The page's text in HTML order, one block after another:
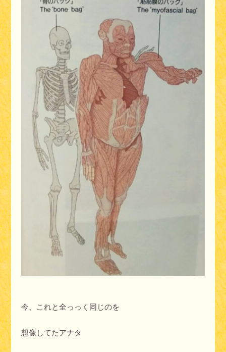
今、これと全っっく同じのを
想像してたアナタ